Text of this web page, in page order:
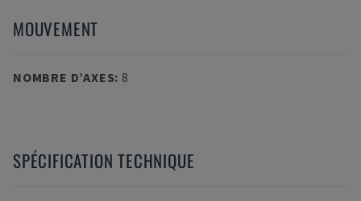
MOUVEMENT
NOMBRE D’AXES: 8
SPÉCIFICATION TECHNIQUE